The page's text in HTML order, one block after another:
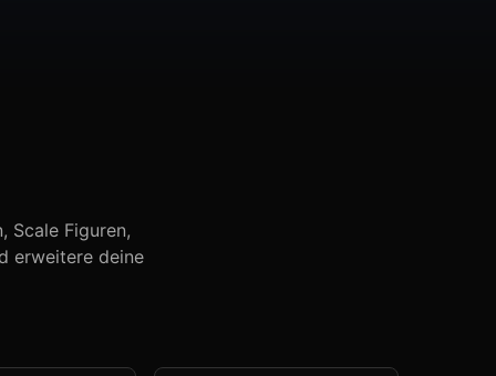
Scale Figuren,
erweitere deine